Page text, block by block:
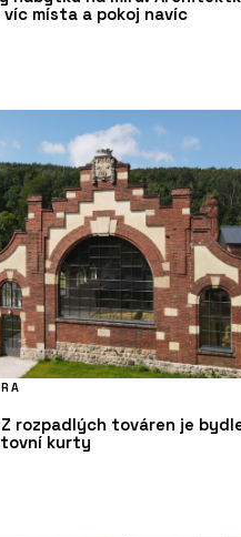
místa a pokoj navíc
rozpadlých továren je
kurty